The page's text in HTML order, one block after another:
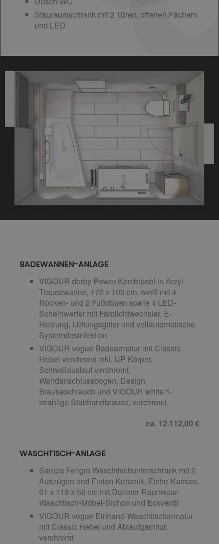
Stauraumschrank mit 2 Türen, offenen Fächern
und LED
BADEWANNEN-ANLAGE
VIGOUR derby Power-Kombipool in Acryl-
Trapezwanne, 170 x 100 cm, weiß mit 4
Rücken- und 2 Fußdüsen sowie 4 LED-
Scheinwerfer mit Farblichtwechsler, E-
Heizung, Lüftungsgitter und vollautomatische
Systemdesinfektion
VIGOUR vogue Badearmatur mit Classic
Hebel verchromt inkl. UP-Körper,
Schwallauslauf verchromt,
Wandanschlussbogen, Design
Brauseschlauch und VIGOUR white 1-
strahlige Stabhandbrause, verchromt
ca. 12.112,00 €
WASCHTISCH-ANLAGE
Sanipa Feligra Waschtischunterschrank mit 2
Auszügen und Finion Keramik, Eiche-Kansas,
61 x 119 x 50 cm mit Dallmer Raumspar-
Waschtisch-Möbel-Siphon und Eckventil
VIGOUR vogue Einhand-Waschtischarmatur
mit Classic Hebel und Ablaufgarnitur,
verchromt